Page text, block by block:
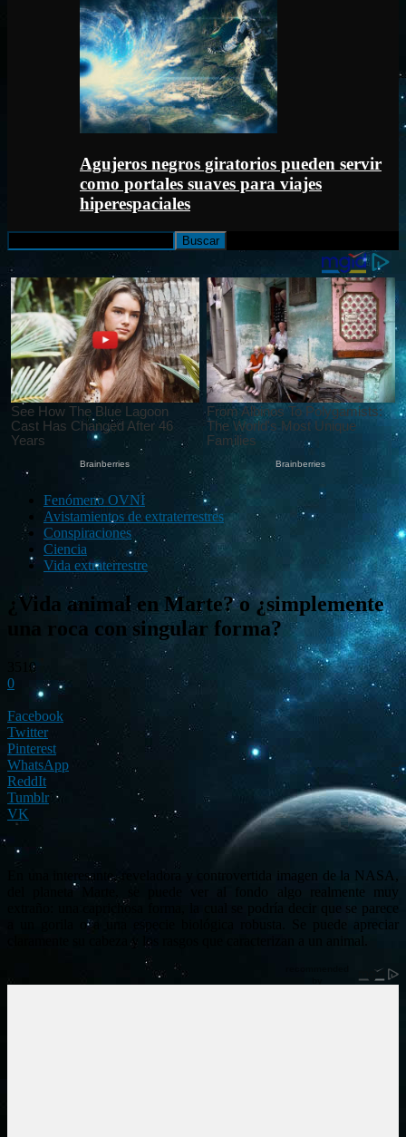
Agujeros negros giratorios pueden servir
como portales suaves para viajes
hiperespaciales
Fenómeno OVNI
Avistamientos de extraterrestres
Conspiraciones
Ciencia
Vida extraterrestre
¿Vida animal en Marte? o ¿simplemente
una roca con singular forma?
3510
0
Facebook
Twitter
Pinterest
WhatsApp
ReddIt
Tumblr
VK
En una interesante, reveladora y controvertida imagen de la NASA,
del planeta Marte, se puede ver al fondo algo realmente muy
extraño: una caprichosa forma, la cual se podría decir que se parece
a un gorila o a una especie biológica robusta. Se puede apreciar
claramente su cabeza y los rasgos que caracterizan a un animal.